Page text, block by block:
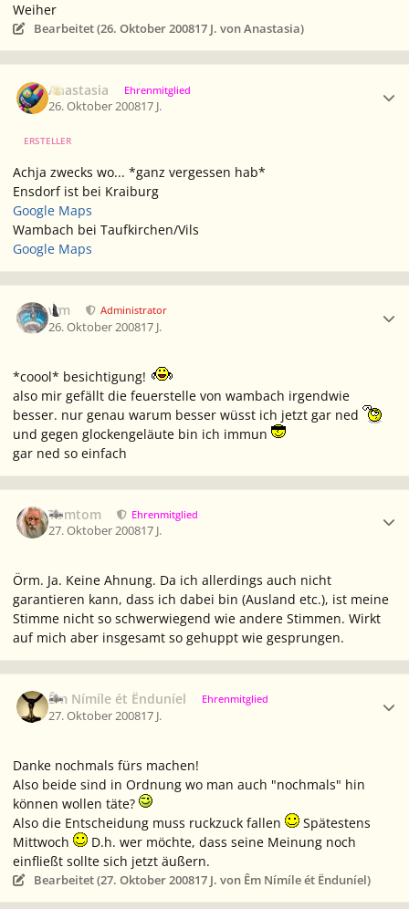
Weiher
Bearbeitet (26. Oktober 200817 J. von Anastasia)
Anastasia Ehrenmitglied
26. Oktober 200817 J.
ERSTELLER
Achja zwecks wo... *ganz vergessen hab*
Ensdorf ist bei Kraiburg
Google Maps
Wambach bei Taufkirchen/Vils
Google Maps
wm Administrator
26. Oktober 200817 J.
*coool* besichtigung!
also mir gefällt die feuerstelle von wambach irgendwie
besser. nur genau warum besser wüsst ich jetzt gar ned
und gegen glockengeläute bin ich immun
gar ned so einfach
Tomtom Ehrenmitglied
27. Oktober 200817 J.
Örm. Ja. Keine Ahnung. Da ich allerdings auch nicht
garantieren kann, dass ich dabei bin (Ausland etc.), ist meine
Stimme nicht so schwerwiegend wie andere Stimmen. Wirkt
auf mich aber insgesamt so gehuppt wie gesprungen.
Êm Nímíle ét Ënduníel Ehrenmitglied
27. Oktober 200817 J.
Danke nochmals fürs machen!
Also beide sind in Ordnung wo man auch "nochmals" hin
können wollen täte?
Also die Entscheidung muss ruckzuck fallen
Spätestens
Mittwoch
D.h. wer möchte, dass seine Meinung noch
einfließt sollte sich jetzt äußern.
Bearbeitet (27. Oktober 200817 J. von Êm Nímíle ét Ënduníel)